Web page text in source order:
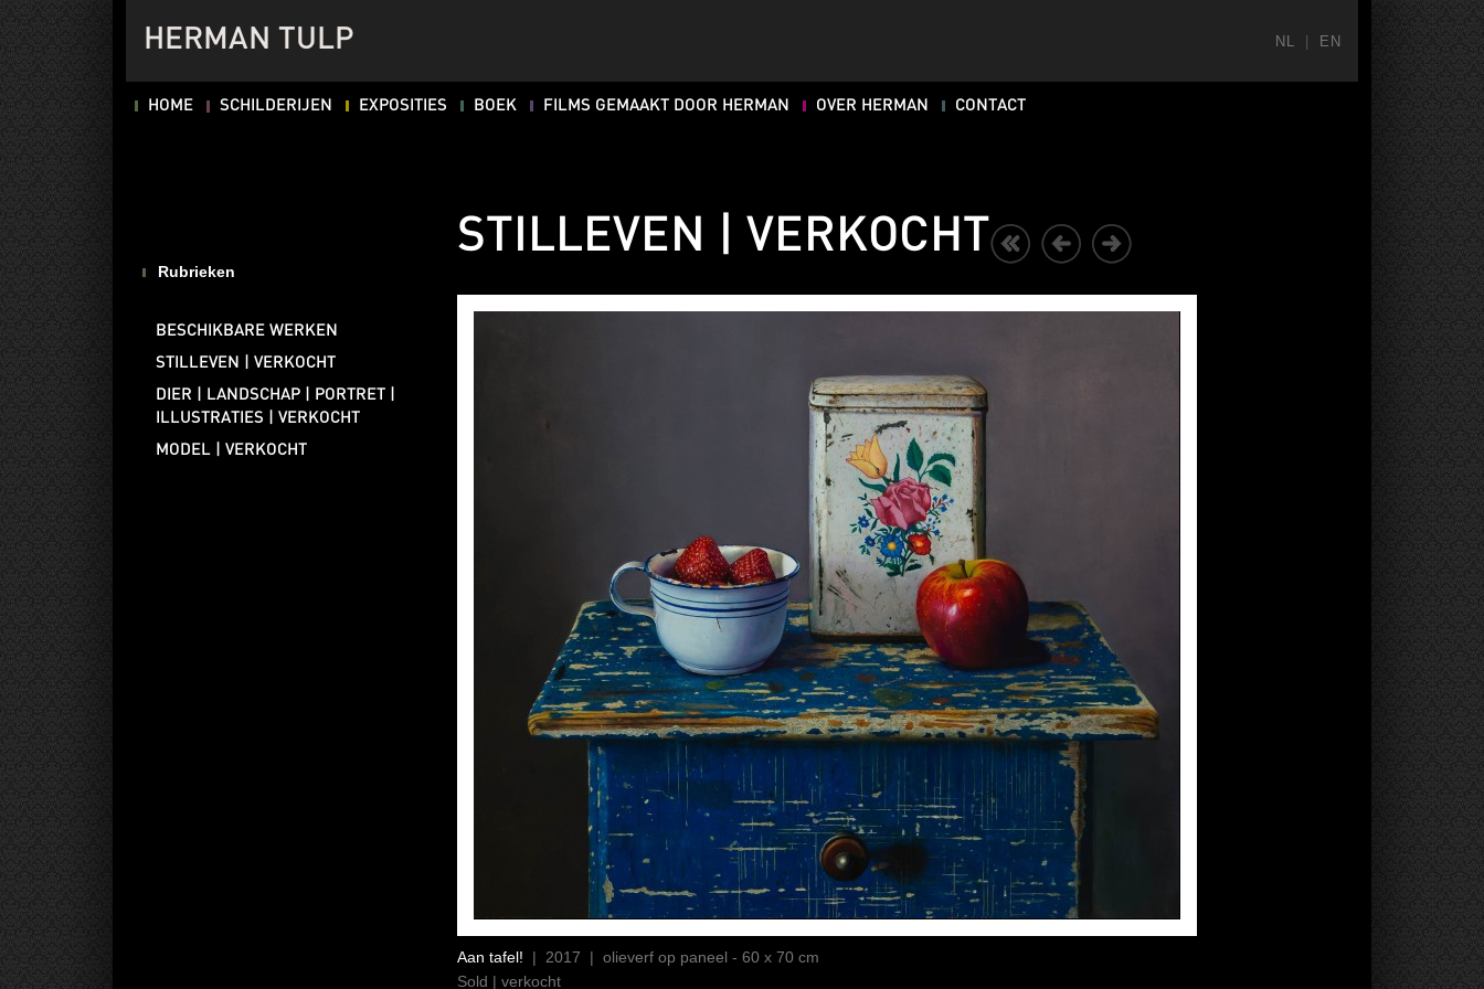
HERMAN TULP NL EN
HOME SCHILDERIJEN EXPOSITIES BOEK FILMS GEMAAKT DOOR HERMAN OVER HERMAN CONTACT
Rubrieken
BESCHIKBARE WERKEN
STILLEVEN | VERKOCHT
DIER | LANDSCHAP | PORTRET |
ILLUSTRATIES | VERKOCHT
MODEL | VERKOCHT
STILLEVEN | VERKOCHT
Aan tafel! | 2017 | olieverf op paneel - 60 x 70 cm
Sold | verkocht